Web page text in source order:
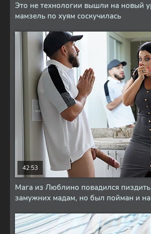
Это не технологии вышли на новый
мамзель по хуям соскучилась
Мага из Люблино повадился
замужних мадам, но был пойман и
42:53